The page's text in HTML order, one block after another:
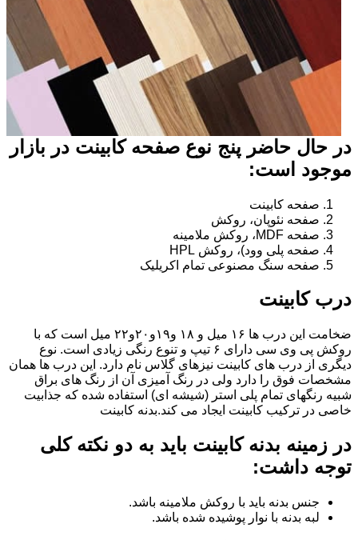
در حال حاضر پنج نوع صفحه کابینت در بازار
موجود است:
صفحه کابینت
صفحه نئوپان، روکش
صفحه MDF، روکش ملامینه
صفحه پلی وود)، روکش HPL
صفحه سنگ مصنوعی تمام اکریلیک
درب کابینت
ضخامت این درب ها ۱۶ میل و ۱۸ و١٩و٢٠و٢٢ میل است که با
روکش پی وی سی دارای ۶ تیپ و تنوع رنگی زیادی است. نوع
دیگری از درب های کابینت نیزهای گلاس نام دارد. این درب ها همان
مشخصات فوق را دارد ولی در رنگ آمیزی آن از رنگ های براق
شبیه رنگهای تمام پلی استر (شیشه ای) استفاده شده که جذابیت
خاصی در ترکیب کابینت ایجاد می کند.بدنه کابینت
در زمینه بدنه کابینت باید به دو نکته کلی
توجه داشت:
جنس بدنه باید با روکش ملامینه باشد.
لبه بدنه با نوار پوشیده شده باشد.